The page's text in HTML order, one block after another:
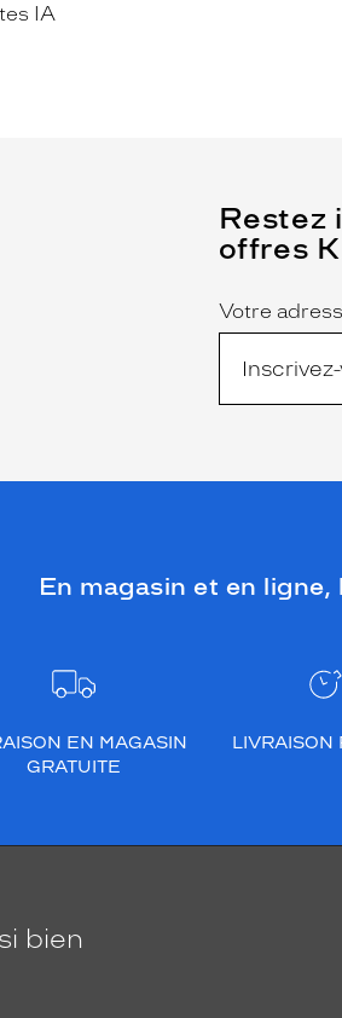
IA
Restez
offres
Name
Votre
(Ce
champ
est
obligatoire)
En magasin et en
EN MAGASIN
GRATUITE
LIVRAISON
bien